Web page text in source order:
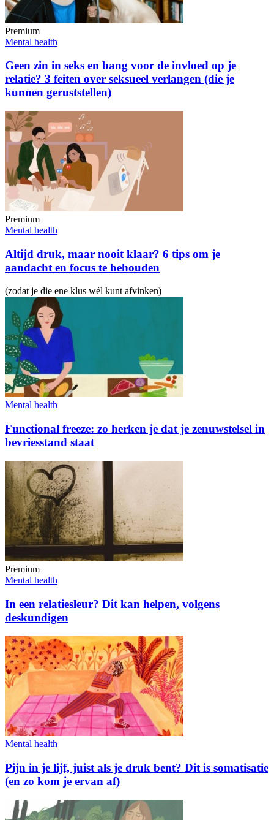
Premium
Mental health
Geen zin in seks en bang voor de invloed op je
relatie? 3 feiten over seksueel verlangen (die je
kunnen geruststellen)
Premium
Mental health
Altijd druk, maar nooit klaar? 6 tips om je
aandacht en focus te behouden
(zodat je die ene klus wél kunt afvinken)
Mental health
Functional freeze: zo herken je dat je zenuwstelsel in
bevriesstand staat
Premium
Mental health
In een relatiesleur? Dit kan helpen, volgens
deskundigen
Mental health
Pijn in je lijf, juist als je druk bent? Dit is somatisatie
(en zo kom je ervan af)